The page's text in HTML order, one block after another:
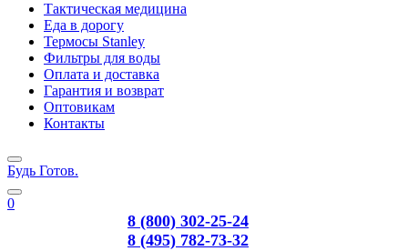
Тактическая медицина
Еда в дорогу
Термосы Stanley
Фильтры для воды
Оплата и доставка
Гарантия и возврат
Оптовикам
Контакты
Будь Готов.
0
8 (800) 302-25-24
8 (495) 782-73-32